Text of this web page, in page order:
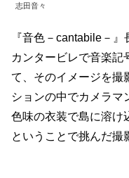
志田音々
『音色－cantabile－
カンタービレで音楽記
て、そのイメージを撮
ションの中でカメラマ
色味の衣装で島に溶け
ということで挑んだ撮